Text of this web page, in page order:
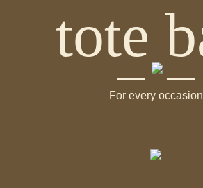
tote
For every occasion